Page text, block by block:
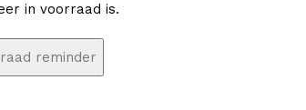
in voorraad is.